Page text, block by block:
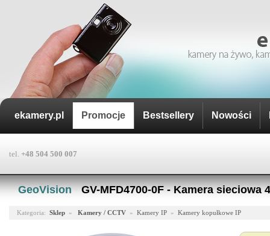
ekamery.pl Promocje Bestsellery Nowości
tel. +48 504 500 007
GeoVision · GV-MFD4700-0F - Kamera sieciowa
Kategoria: Sklep » Kamery / CCTV » Kamery IP » Kamery kopułkowe IP